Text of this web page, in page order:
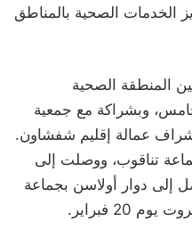
الصحية بالمناطق
المنطقة الصحية
وبشراكة مع جمعية
عمالة إقليم شفشاون.
تناقوب، ووصلت إلى
وستصل إلى دوار أولاسن بجماعة